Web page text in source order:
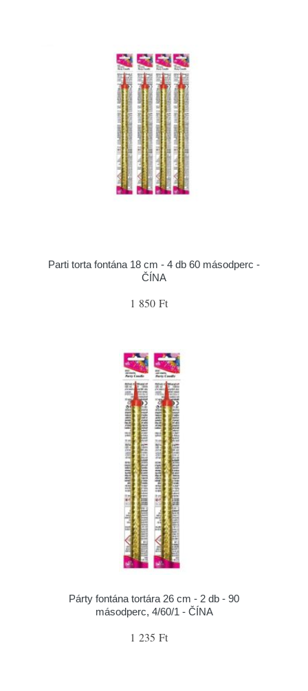
Parti torta fontána 18 cm - 4 db 60 másodperc -
ČÍNA
1 850 Ft
Párty fontána tortára 26 cm - 2 db - 90
másodperc, 4/60/1 - ČÍNA
1 235 Ft